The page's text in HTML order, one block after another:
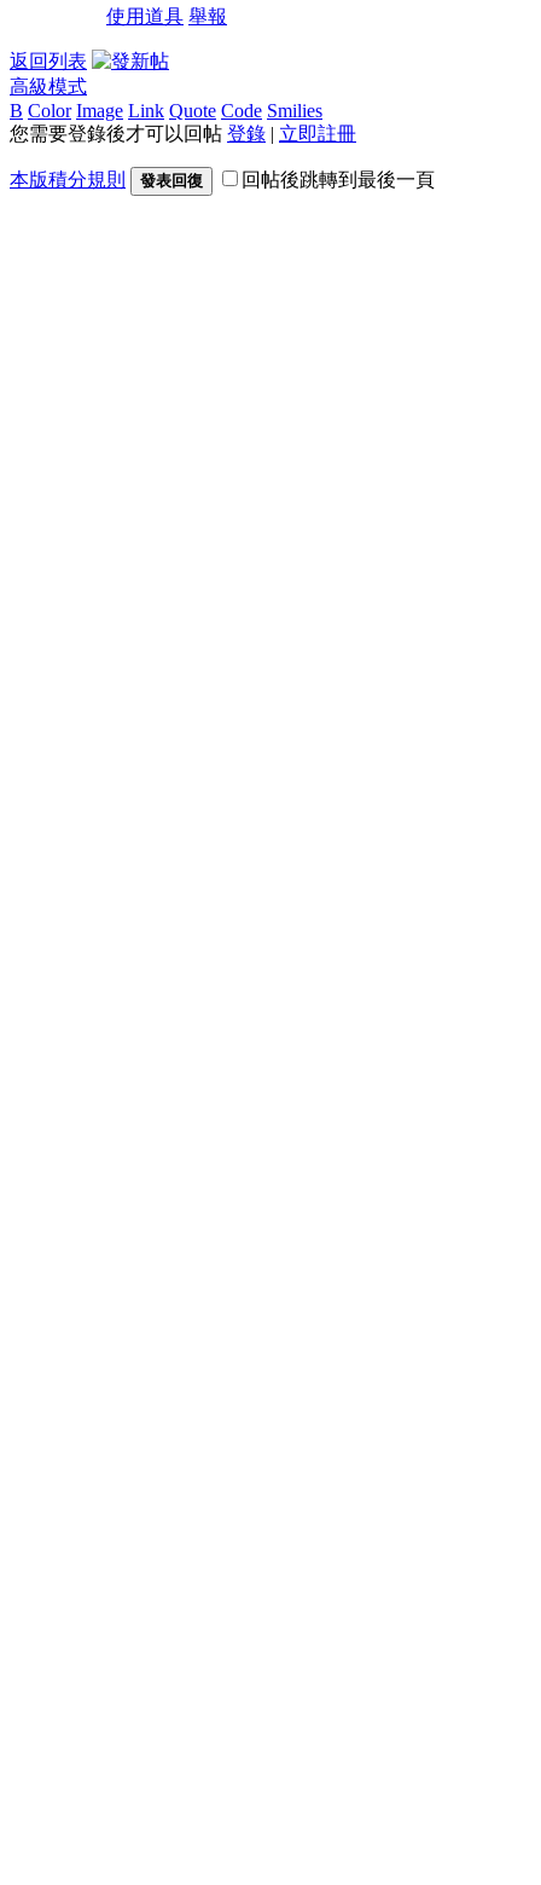
使用道具 舉報
返回列表
高級模式
B Color Image Link Quote Code Smilies
您需要登錄後才可以回帖 登錄 | 立即註冊
本版積分規則 發表回復 回帖後跳轉到最後一頁